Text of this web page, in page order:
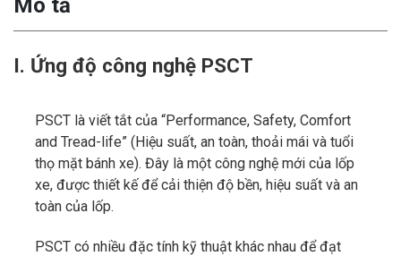
Mô tả
I. Ứng độ công nghệ PSCT
PSCT là viết tắt của “Performance, Safety, Comfort
and Tread-life” (Hiệu suất, an toàn, thoải mái và tuổi
thọ mặt bánh xe). Đây là một công nghệ mới của lốp
xe, được thiết kế để cải thiện độ bền, hiệu suất và an
toàn của lốp.
PSCT có nhiều đặc tính kỹ thuật khác nhau để đạt